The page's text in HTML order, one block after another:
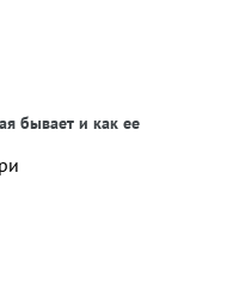
бывает и как ее